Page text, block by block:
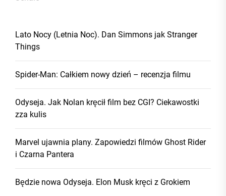
Lato Nocy (Letnia Noc). Dan Simmons jak Stranger
Things
Spider-Man: Całkiem nowy dzień – recenzja filmu
Odyseja. Jak Nolan kręcił film bez CGI? Ciekawostki
zza kulis
Marvel ujawnia plany. Zapowiedzi filmów Ghost Rider
i Czarna Pantera
Będzie nowa Odyseja. Elon Musk kręci z Grokiem